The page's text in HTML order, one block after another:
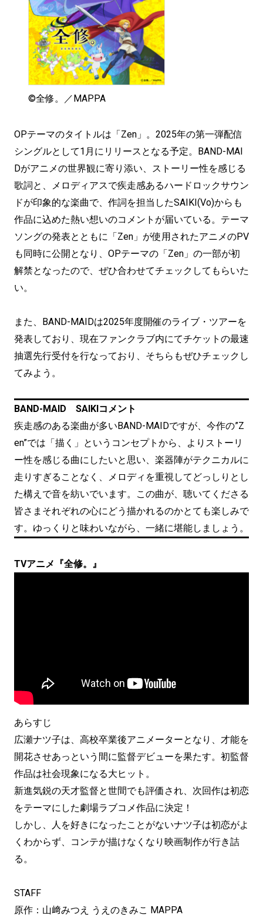
©全修。／MAPPA
OPテーマのタイトルは「Zen」。2025年の第一弾配信
シングルとして1月にリリースとなる予定。BAND-MAI
Dがアニメの世界観に寄り添い、ストーリー性を感じる
歌詞と、メロディアスで疾走感あるハードロックサウン
ドが印象的な楽曲で、作詞を担当したSAIKI(Vo)からも
作品に込めた熱い想いのコメントが届いている。テーマ
ソングの発表とともに「Zen」が使用されたアニメのPV
も同時に公開となり、OPテーマの「Zen」の一部が初
解禁となったので、ぜひ合わせてチェックしてもらいた
い。
また、BAND-MAIDは2025年度開催のライブ・ツアーを
発表しており、現在ファンクラブ内にてチケットの最速
抽選先行受付を行なっており、そちらもぜひチェックし
てみよう。
BAND-MAID SAIKIコメント
疾走感のある楽曲が多いBAND-MAIDですが、今作の”Z
en”では「描く」というコンセプトから、よりストーリ
ー性を感じる曲にしたいと思い、楽器陣がテクニカルに
走りすぎることなく、メロディを重視してどっしりとし
た構えで音を紡いでいます。この曲が、聴いてくださる
皆さまそれぞれの心にどう描かれるのかとても楽しみで
す。ゆっくりと味わいながら、一緒に堪能しましょう。
TVアニメ『全修。』
あらすじ
広瀬ナツ子は、高校卒業後アニメーターとなり、才能を
開花させあっという間に監督デビューを果たす。初監督
作品は社会現象になる大ヒット。
新進気鋭の天才監督と世間でも評価され、次回作は初恋
をテーマにした劇場ラブコメ作品に決定！
しかし、人を好きになったことがないナツ子は初恋がよ
くわからず、コンテが描けなくなり映画制作が行き詰
る。
STAFF
原作：山﨑みつえ うえのきみこ MAPPA